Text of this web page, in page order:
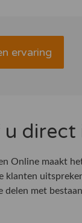
ervaring
u direct
Online maakt
klanten
delen met